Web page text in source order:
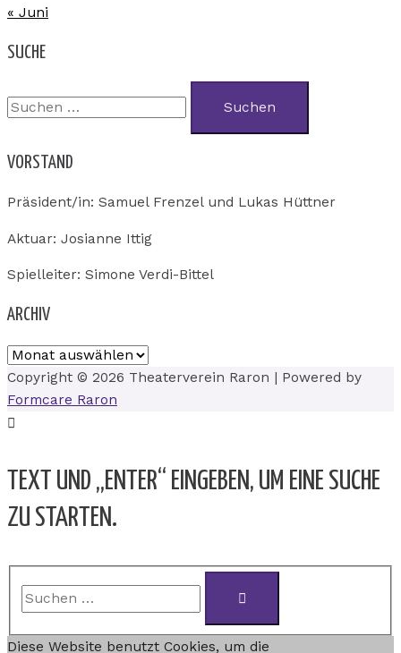
« Juni
SUCHE
VORSTAND
Präsident/in: Samuel Frenzel und Lukas Hüttner
Aktuar: Josianne Ittig
Spielleiter: Simone Verdi-Bittel
ARCHIV
Copyright © 2026 Theaterverein Raron | Powered by
Formcare Raron
TEXT UND „ENTER“ EINGEBEN, UM EINE SUCHE
ZU STARTEN.
Diese Website benutzt Cookies, um die